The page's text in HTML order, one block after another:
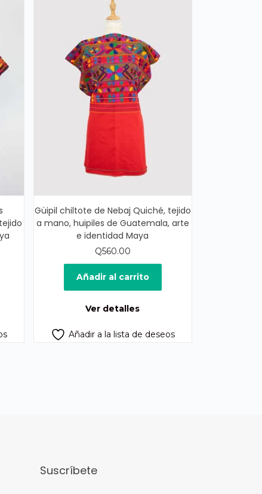
Güipil chiltote de Nebaj Quiché, tejido
a mano, huipiles de Guatemala, arte
e identidad Maya
Q560.00
Añadir al carrito
Ver detalles
Añadir a la lista de deseos
Suscríbete